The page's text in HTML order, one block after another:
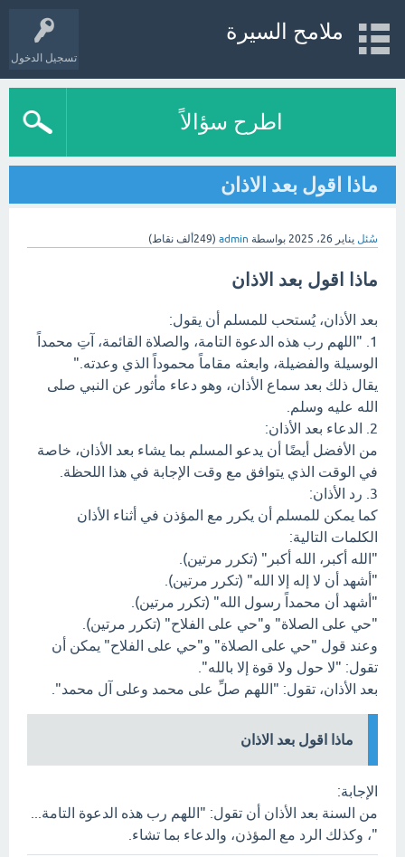
تسجيل الدخول
ملامح السيرة
اطرح سؤالاً
ماذا اقول بعد الاذان
سُئل يناير 26، 2025 بواسطة admin
(249ألف نقاط)
ماذا اقول بعد الاذان
بعد الأذان، يُستحب للمسلم أن يقول:
1. "اللهم رب هذه الدعوة التامة، والصلاة القائمة، آتِ محمداً
الوسيلة والفضيلة، وابعثه مقاماً محموداً الذي وعدته."
يقال ذلك بعد سماع الأذان، وهو دعاء مأثور عن النبي صلى
الله عليه وسلم.
2. الدعاء بعد الأذان:
من الأفضل أيضًا أن يدعو المسلم بما يشاء بعد الأذان، خاصة
في الوقت الذي يتوافق مع وقت الإجابة في هذا اللحظة.
3. رد الأذان:
كما يمكن للمسلم أن يكرر مع المؤذن في أثناء الأذان
الكلمات التالية:
"الله أكبر، الله أكبر" (تكرر مرتين).
"أشهد أن لا إله إلا الله" (تكرر مرتين).
"أشهد أن محمداً رسول الله" (تكرر مرتين).
"حي على الصلاة" و"حي على الفلاح" (تكرر مرتين).
وعند قول "حي على الصلاة" و"حي على الفلاح" يمكن أن
تقول: "لا حول ولا قوة إلا بالله".
بعد الأذان، تقول: "اللهم صلِّ على محمد وعلى آل محمد".
ماذا اقول بعد الاذان
الإجابة:
من السنة بعد الأذان أن تقول: "اللهم رب هذه الدعوة التامة...
"، وكذلك الرد مع المؤذن، والدعاء بما تشاء.